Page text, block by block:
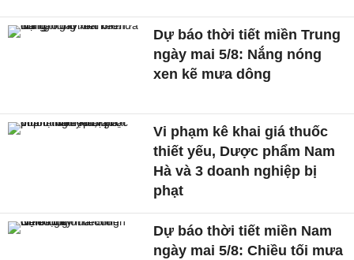
Dự báo thời tiết miền Trung
ngày mai 5/8: Nắng nóng
xen kẽ mưa dông
Vi phạm kê khai giá thuốc
thiết yếu, Dược phẩm Nam
Hà và 3 doanh nghiệp bị
phạt
Dự báo thời tiết miền Nam
ngày mai 5/8: Chiều tối mưa